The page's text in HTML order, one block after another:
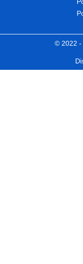
© 2022 -